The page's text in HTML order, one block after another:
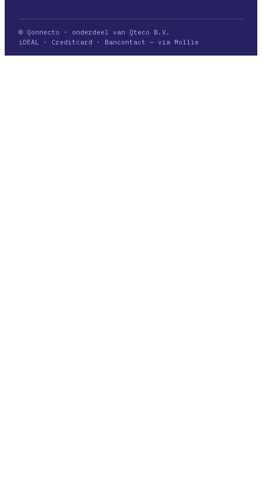
© Qonnecto · onderdeel van Qteco B.V.
iDEAL · Creditcard · Bancontact — via Mollie